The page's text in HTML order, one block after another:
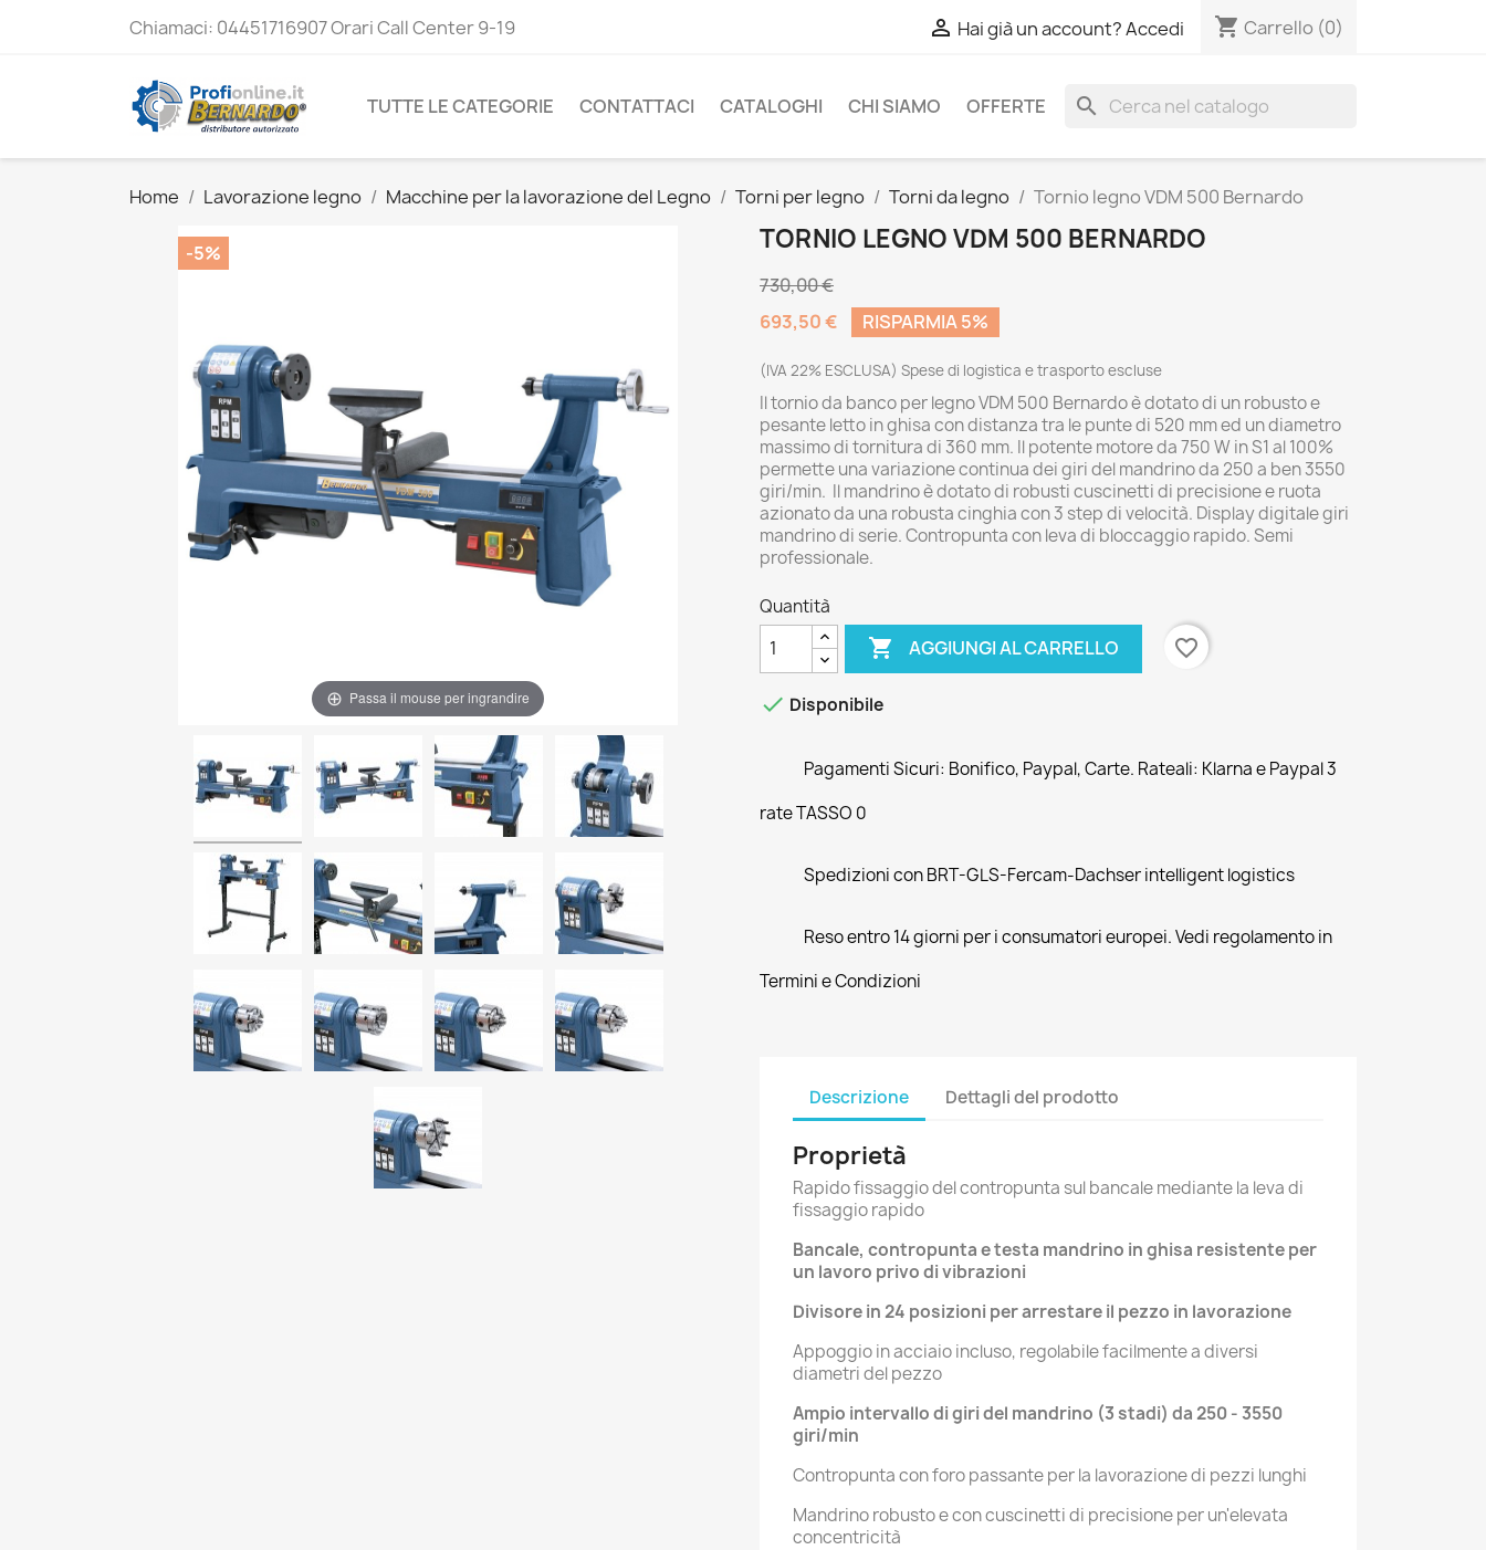
Chiamaci: 04451716907 Orari Call Center 9-19  Hai già un account? Accedi shopping_cart Carrello (0)
TUTTE LE CATEGORIE CONTATTACI CATALOGHI CHI SIAMO OFFERTE search
Home Lavorazione legno Macchine per la lavorazione del Legno Torni per legno Torni da legno Tornio legno VDM 500 Bernardo
-5%
Passa il mouse per ingrandire
TORNIO LEGNO VDM 500 BERNARDO
730,00 €
693,50 €
RISPARMIA 5%
(IVA 22% ESCLUSA) Spese di logistica e trasporto escluse
Il tornio da banco per legno VDM 500 Bernardo è dotato di un robusto e
pesante letto in ghisa con distanza tra le punte di 520 mm ed un diametro
massimo di tornitura di 360 mm. Il potente motore da 750 W in S1 al 100%
permette una variazione continua dei giri del mandrino da 250 a ben 3550
giri/min. Il mandrino è dotato di robusti cuscinetti di precisione e ruota
azionato da una robusta cinghia con 3 step di velocità. Display digitale giri
mandrino di serie. Contropunta con leva di bloccaggio rapido. Semi
professionale.
Quantità
 AGGIUNGI AL CARRELLO favorite_border
 Disponibile
Pagamenti Sicuri: Bonifico, Paypal, Carte. Rateali: Klarna e Paypal 3
rate TASSO 0
Spedizioni con BRT-GLS-Fercam-Dachser intelligent logistics
Reso entro 14 giorni per i consumatori europei. Vedi regolamento in
Termini e Condizioni
Descrizione Dettagli del prodotto
Proprietà
Rapido fissaggio del contropunta sul bancale mediante la leva di
fissaggio rapido
Bancale, contropunta e testa mandrino in ghisa resistente per
un lavoro privo di vibrazioni
Divisore in 24 posizioni per arrestare il pezzo in lavorazione
Appoggio in acciaio incluso, regolabile facilmente a diversi
diametri del pezzo
Ampio intervallo di giri del mandrino (3 stadi) da 250 - 3550
giri/min
Contropunta con foro passante per la lavorazione di pezzi lunghi
Mandrino robusto e con cuscinetti di precisione per un'elevata
concentricità